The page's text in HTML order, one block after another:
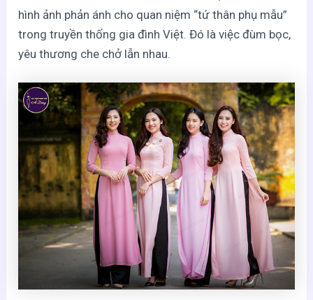
hình ảnh phản ánh cho quan niệm “tứ thân phụ mẫu”
trong truyền thống gia đình Việt. Đó là việc đùm bọc,
yêu thương che chở lẫn nhau.